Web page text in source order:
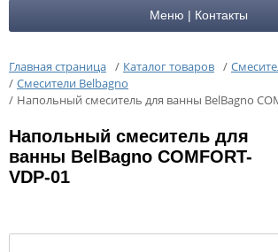
Меню | Контакты
Главная страница / Каталог товаров /
/ Смесители Belbagno
/ Напольный смеситель для ванны BelBagno
Напольный смеситель для
ванны BelBagno COMFORT-
VDP-01